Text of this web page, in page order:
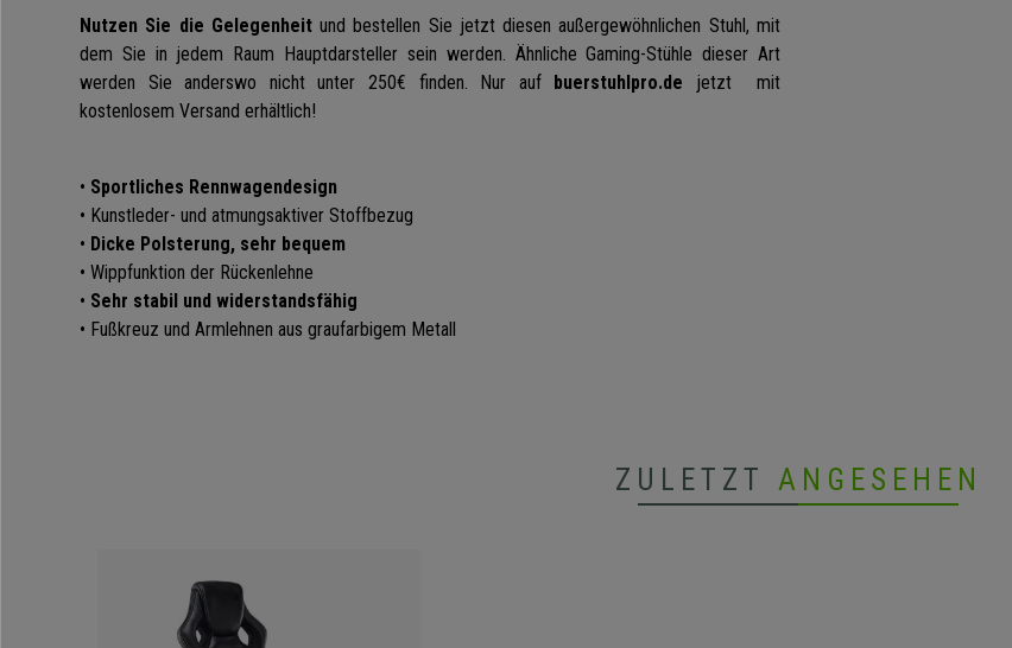
Nutzen Sie die Gelegenheitund bestellen Sie jetzt diesen außergewöhnlichen Stuhl, mit
dem Sie in jedem Raum Hauptdarsteller sein werden. Ähnliche Gaming-Stühle dieser Art
werden Sie anderswo nicht unter 250€ finden. Nur auf buerstuhlpro.de jetzt mit
kostenlosem Versand erhältlich!
• Sportliches Rennwagendesign
• Kunstleder- und atmungsaktiver Stoffbezug
• Dicke Polsterung, sehr bequem
• Wippfunktion der Rückenlehne
• Sehr stabil und widerstandsfähig
• Fußkreuz und Armlehnen aus graufarbigem Metall
ZULETZT ANGESEHEN